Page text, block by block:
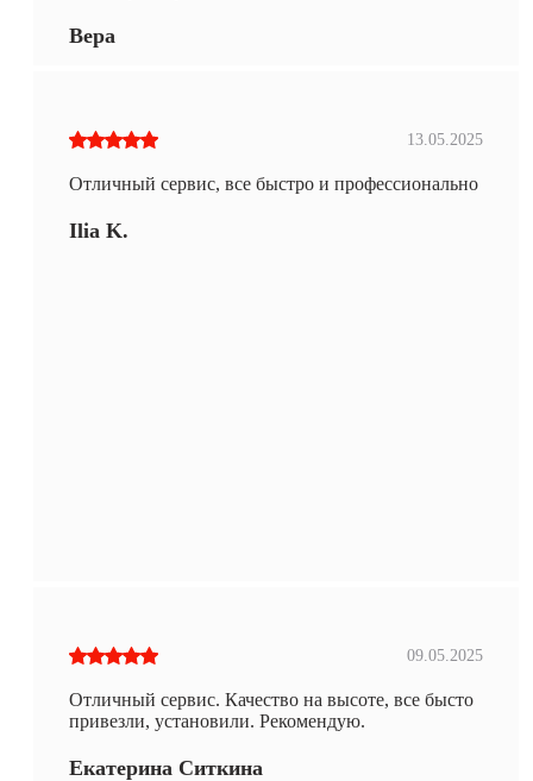
Вера
13.05.2025
Отличный сервис, все быстро и профессионально
Ilia K.
09.05.2025
Отличный сервис. Качество на высоте, все бысто
привезли, установили. Рекомендую.
Екатерина Ситкина